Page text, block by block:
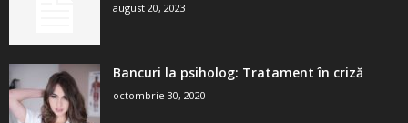
august 20, 2023
Bancuri la psiholog: Tratament în criză
octombrie 30, 2020